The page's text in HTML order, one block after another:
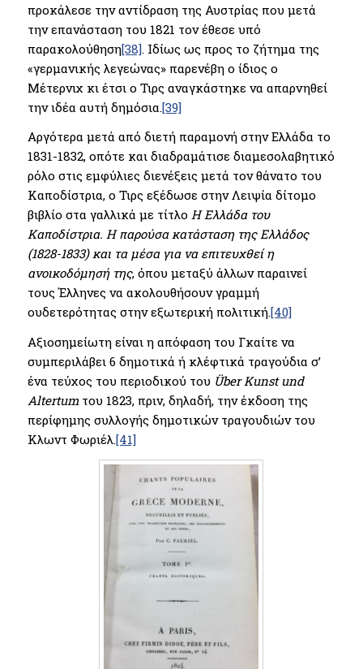
προκάλεσε την αντίδραση της Αυστρίας που μετά
την επανάσταση του 1821 τον έθεσε υπό
παρακολούθηση[38]. Ιδίως ως προς το ζήτημα της
«γερμανικής λεγεώνας» παρενέβη ο ίδιος ο
Μέτερνιχ κι έτσι ο Τιρς αναγκάστηκε να απαρνηθεί
την ιδέα αυτή δημόσια.[39]
Αργότερα μετά από διετή παραμονή στην Ελλάδα το
1831-1832, οπότε και διαδραμάτισε διαμεσολαβητικό
ρόλο στις εμφύλιες διενέξεις μετά τον θάνατο του
Καποδίστρια, ο Τιρς εξέδωσε στην Λειψία δίτομο
βιβλίο στα γαλλικά με τίτλο Η Ελλάδα του
Καποδίστρια. Η παρούσα κατάσταση της Ελλάδος
(1828-1833) και τα μέσα για να επιτευχθεί η
ανοικοδόμησή της, όπου μεταξύ άλλων παραινεί
τους Έλληνες να ακολουθήσουν γραμμή
ουδετερότητας στην εξωτερική πολιτική.[40]
Αξιοσημείωτη είναι η απόφαση του Γκαίτε να
συμπεριλάβει 6 δημοτικά ή κλέφτικά τραγούδια σ’
ένα τεύχος του περιοδικού του Über Kunst und
Altertumτου 1823, πριν, δηλαδή, την έκδοση της
περίφημης συλλογής δημοτικών τραγουδιών του
Κλωντ Φωριέλ.[41]